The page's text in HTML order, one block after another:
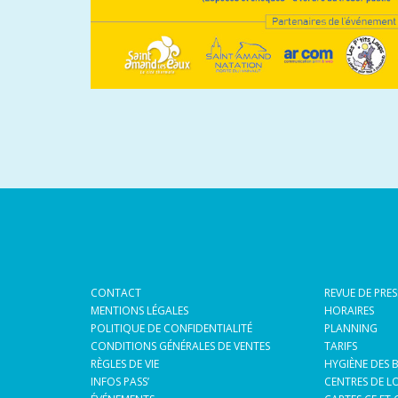
CONTACT
MENTIONS LÉGALES
POLITIQUE DE CONFIDENTIALITÉ
CONDITIONS GÉNÉRALES DE VENTES
RÈGLES DE VIE
INFOS PASS’
REVUE DE
HORAIRES
PLANNING
TARIFS
HYGIÈNE DES
CENTRES DE